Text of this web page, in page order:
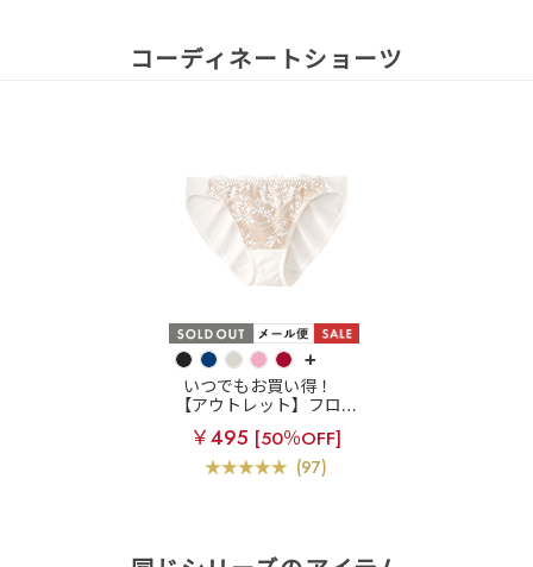
コーディネートショーツ
+
いつでもお買い得！
【アウトレット】フロン
ト フラワーレース プレ
ーンショーツ
￥495 [50％OFF]
(97)